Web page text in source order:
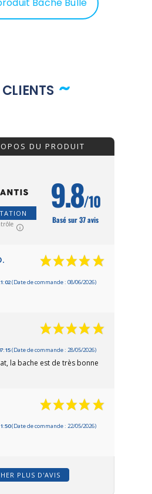
de remplacement sera
par le fabricant)
:nous contacter pour
Bâche Bulle
DU PRODUIT
9.8/10
Basé sur 37 avis
(Date de commande : 08/06/2026)
(Date de commande : 28/05/2026)
la bache est de très bonne
(Date de commande : 22/05/2026)
PLUS D'AVIS